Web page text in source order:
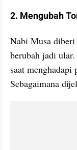
2. Mengubah
Nabi Musa
berubah jadi
saat
Sebagaimana